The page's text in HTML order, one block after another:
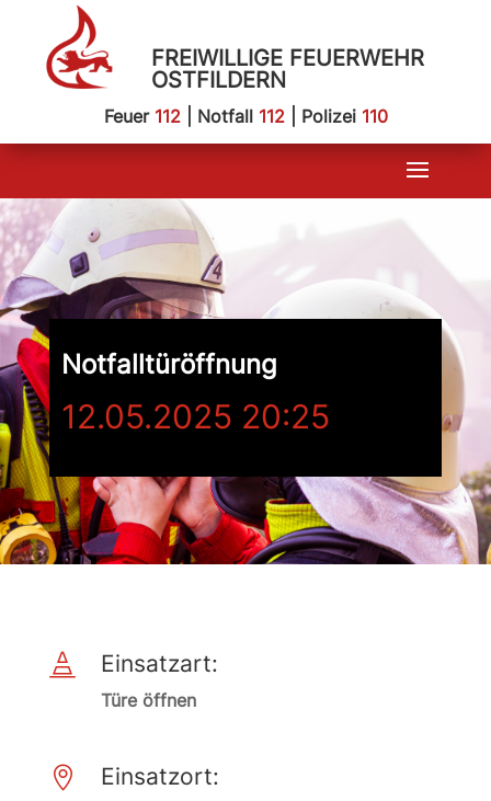
FREIWILLIGE FEUERWEHR
OSTFILDERN
Feuer 112| Notfall 112| Polizei 110
Notfalltüröffnung
12.05.2025 20:25
 Einsatzart:
Türe öffnen
 Einsatzort: